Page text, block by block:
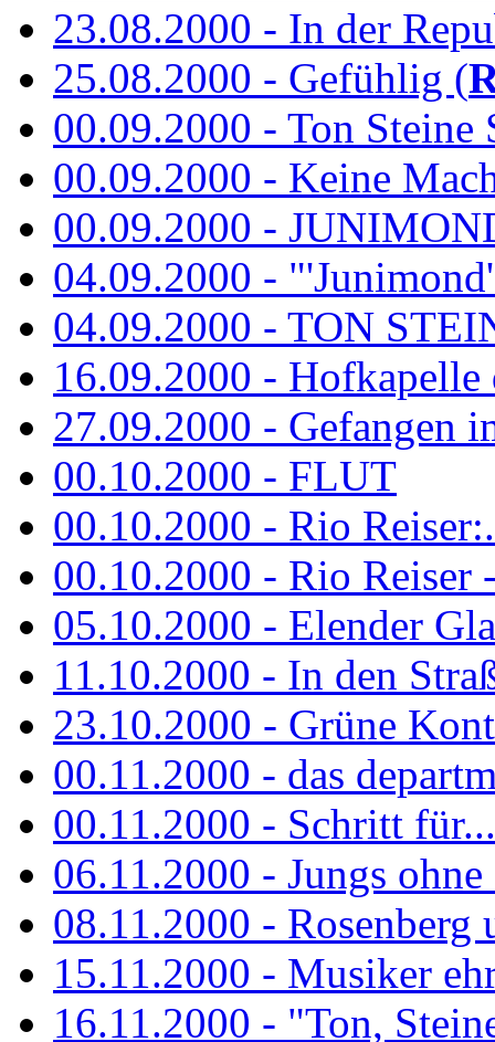
23.08.2000 - In der
25.08.2000 - Gefühlig (
00.09.2000 - Ton Steine
00.09.2000 - Keine
00.09.2000 -
04.09.2000 -
04.09.2000 - TON
16.09.2000 - Hofkapelle
27.09.2000 - Gefangen
00.10.2000 - FLUT
00.10.2000 - Rio
00.10.2000 - Rio Reiser
05.10.2000 - Elender
11.10.2000 - In den
23.10.2000 - Grüne
00.11.2000 - das
00.11.2000 - Schritt
06.11.2000 - Jungs
08.11.2000 - Rosenberg
15.11.2000 - Musiker
16.11.2000 - "Ton,